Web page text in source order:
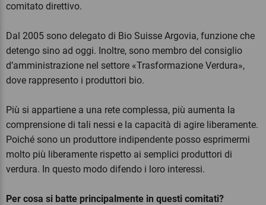
comitato direttivo.
Dal 2005 sono delegato di Bio Suisse Argovia, funzione che
detengo sino ad oggi. Inoltre, sono membro del consiglio
d’amministrazione nel settore «Trasformazione Verdura»,
dove rappresento i produttori bio.
Più si appartiene a una rete complessa, più aumenta la
comprensione di tali nessi e la capacità di agire liberamente.
Poiché sono un produttore indipendente posso esprimermi
molto più liberamente rispetto ai semplici produttori di
verdura. In questo modo difendo i loro interessi.
Per cosa si batte principalmente in questi comitati?